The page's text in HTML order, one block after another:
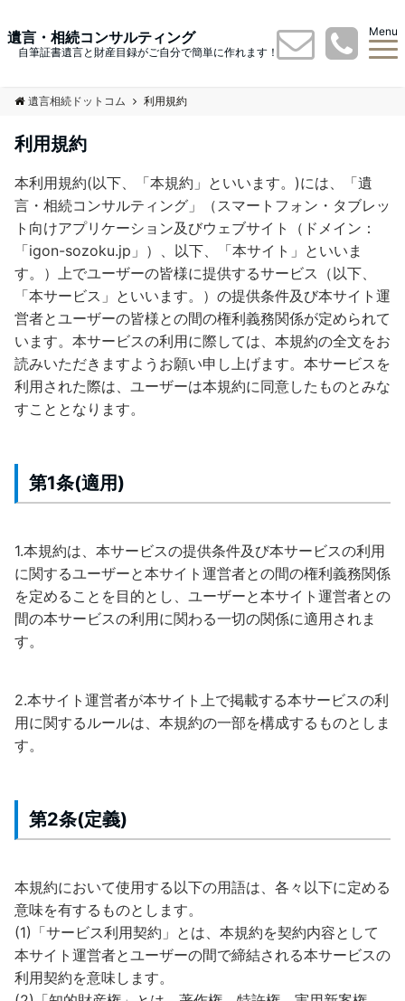
遺言・相続コンサルティング
自筆証書遺言と財産目録がご自分で簡単に作れます！
Menu
遺言相続ドットコム 利用規約
利用規約
本利用規約(以下、「本規約」といいます。)には、「遺
言・相続コンサルティング」（スマートフォン・タブレッ
ト向けアプリケーション及びウェブサイト（ドメイン：
「igon-sozoku.jp」）、以下、「本サイト」といいま
す。）上でユーザーの皆様に提供するサービス（以下、
「本サービス」といいます。）の提供条件及び本サイト運
営者とユーザーの皆様との間の権利義務関係が定められて
います。本サービスの利用に際しては、本規約の全文をお
読みいただきますようお願い申し上げます。本サービスを
利用された際は、ユーザーは本規約に同意したものとみな
すこととなります。
第1条(適用)
1.本規約は、本サービスの提供条件及び本サービスの利用
に関するユーザーと本サイト運営者との間の権利義務関係
を定めることを目的とし、ユーザーと本サイト運営者との
間の本サービスの利用に関わる一切の関係に適用されま
す。
2.本サイト運営者が本サイト上で掲載する本サービスの利
用に関するルールは、本規約の一部を構成するものとしま
す。
第2条(定義)
本規約において使用する以下の用語は、各々以下に定める
意味を有するものとします。
(1)「サービス利用契約」とは、本規約を契約内容として
本サイト運営者とユーザーの間で締結される本サービスの
利用契約を意味します。